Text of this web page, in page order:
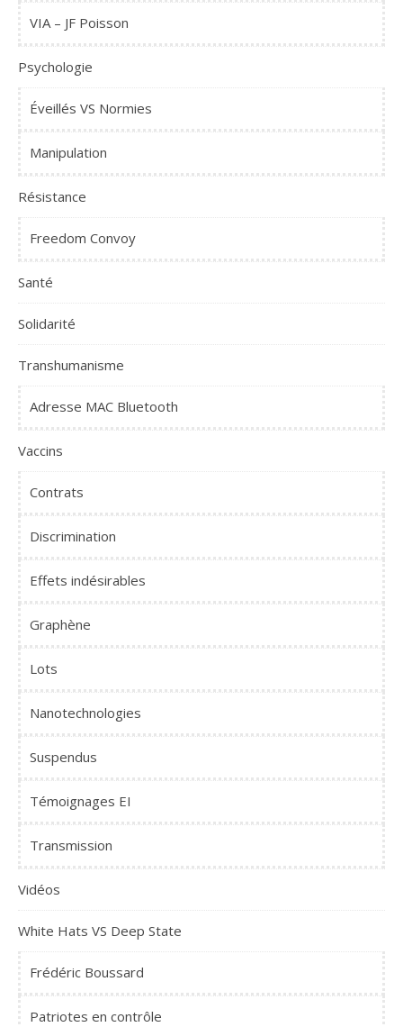
VIA – JF Poisson
Psychologie
Éveillés VS Normies
Manipulation
Résistance
Freedom Convoy
Santé
Solidarité
Transhumanisme
Adresse MAC Bluetooth
Vaccins
Contrats
Discrimination
Effets indésirables
Graphène
Lots
Nanotechnologies
Suspendus
Témoignages EI
Transmission
Vidéos
White Hats VS Deep State
Frédéric Boussard
Patriotes en contrôle